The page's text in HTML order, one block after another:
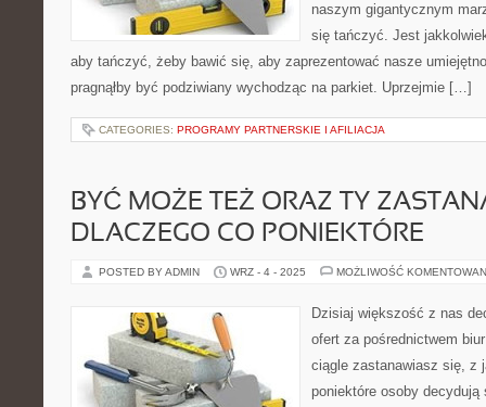
naszym gigantycznym
się tańczyć. Jest
aby tańczyć, żeby bawić się, aby zaprezentować nasze
pragnąłby być podziwiany wychodząc na parkiet. Uprzejmie […]
CATEGORIES: PROGRAMY PARTNERSKIE I AFILIACJA
BYĆ MOŻE TEŻ ORAZ TY
DLACZEGO CO PONIEKTÓRE
POSTED BY ADMIN WRZ - 4 - 2025 MOŻLIWOŚĆ
Dzisiaj większość z nas
ofert za pośrednictwem
ciągle zastanawiasz się, z
poniektóre osoby